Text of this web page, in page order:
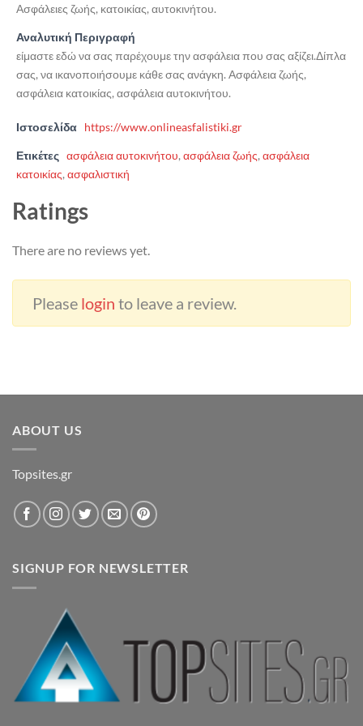
Ασφάλειες ζωής, κατοικίας, αυτοκινήτου.
Αναλυτική Περιγραφή
είμαστε εδώ να σας παρέχουμε την ασφάλεια που σας αξίζει.Δίπλα
σας, να ικανοποιήσουμε κάθε σας ανάγκη. Ασφάλεια ζωής,
ασφάλεια κατοικίας, ασφάλεια αυτοκινήτου.
Ιστοσελίδα https://www.onlineasfalistiki.gr
Ετικέτες ασφάλεια αυτοκινήτου, ασφάλεια ζωής, ασφάλεια
κατοικίας, ασφαλιστική
Ratings
There are no reviews yet.
Please login to leave a review.
ABOUT US
Topsites.gr
SIGNUP FOR NEWSLETTER